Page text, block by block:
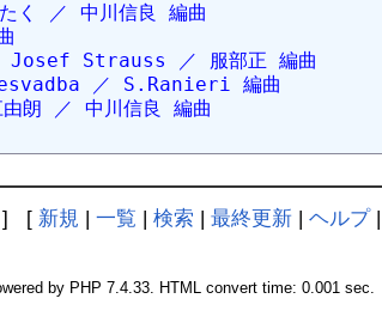
／ 中川信良 編曲
Strauss ／ 服部正 編曲
／ S.Ranieri 編曲
／ 中川信良 編曲
] [ 新規 | 一覧 | 検索 | 最終更新 | ヘルプ|
by PHP 7.4.33. HTML convert time: 0.001 sec.